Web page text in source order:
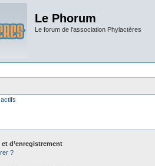
Le Phorum
Le forum de l'association Phylactères
d’enregistrement
?